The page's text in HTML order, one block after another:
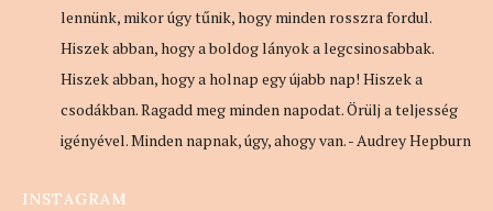
lennünk, mikor úgy tűnik, hogy minden rosszra fordul.
Hiszek abban, hogy a boldog lányok a legcsinosabbak.
Hiszek abban, hogy a holnap egy újabb nap! Hiszek a
csodákban. Ragadd meg minden napodat. Örülj a teljesség
igényével. Minden napnak, úgy, ahogy van. - Audrey Hepburn
INSTAGRAM